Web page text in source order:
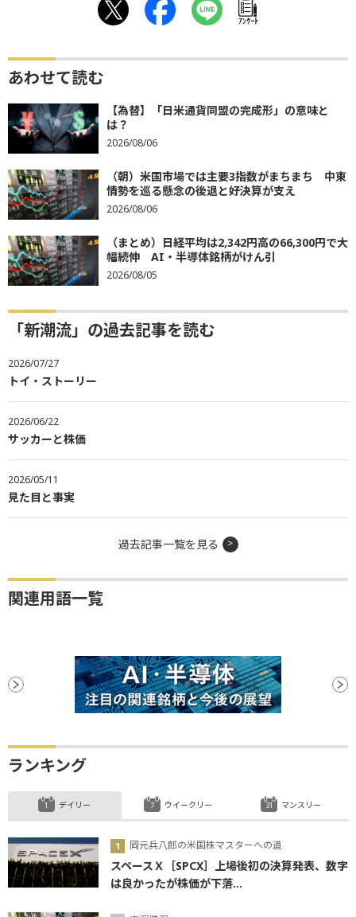
ｱﾝｹｰﾄ
あわせて読む
【為替】「日米通貨同盟の完成形」の意味と
は？
2026/08/06
（朝）米国市場では主要3指数がまちまち 中東
情勢を巡る懸念の後退と好決算が支え
2026/08/06
（まとめ）日経平均は2,342円高の66,300円で大
幅続伸 AI・半導体銘柄がけん引
2026/08/05
「新潮流」の過去記事を読む
2026/07/27
トイ・ストーリー
2026/06/22
サッカーと株価
2026/05/11
見た目と事実
過去記事一覧を見る
関連用語一覧
ランキング
デイリー
岡元兵八郎の米国株マスターへの道
スペースＸ［SPCX］上場後初の決算発表、数字
は良かったが株価が下落...
ウイークリー マンスリー